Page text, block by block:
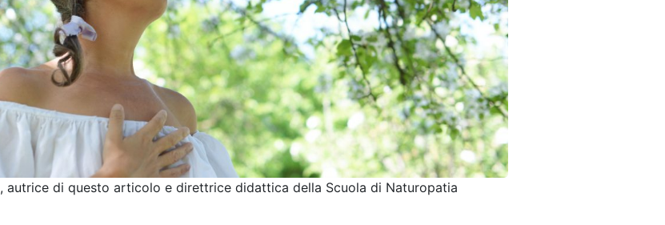
, autrice di questo articolo e direttrice didattica della Scuola di Naturopatia